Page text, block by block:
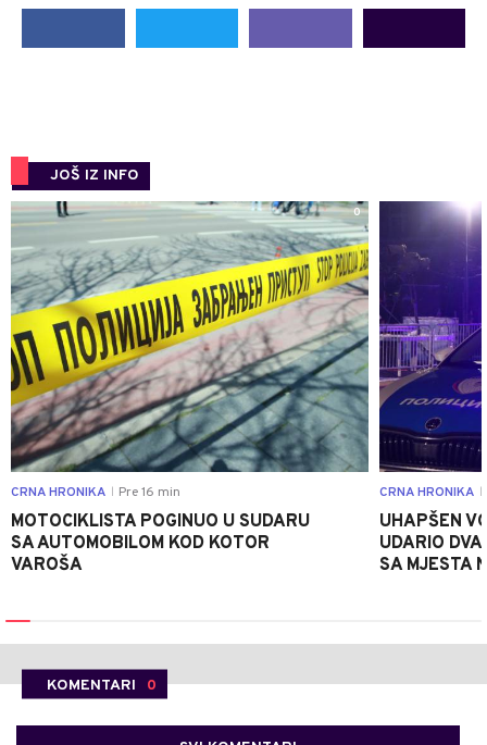
JOŠ IZ INFO
0
CRNA HRONIKA Pre 16 min
MOTOCIKLISTA POGINUO U SUDARU
SA AUTOMOBILOM KOD KOTOR
VAROŠA
CRNA HRONIKA
UHAPŠEN
UDARIO
SA MJESTA
KOMENTARI 0